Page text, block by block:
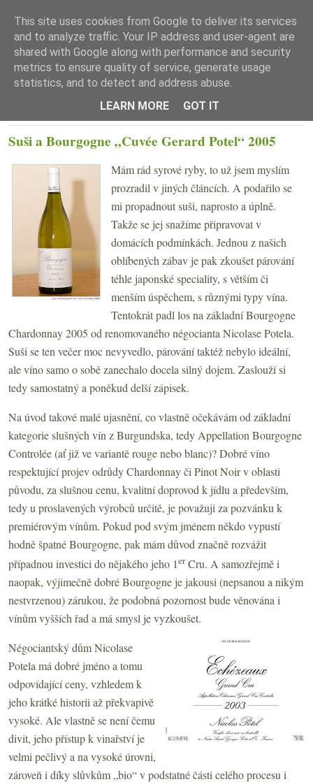
☰ Menu
Suši a Bourgogne „Cuvée Gerard Potel“ 2005
Mám rád syrové ryby, to už jsem myslím
prozradil v jiných článcích. A podařilo se
mi propadnout suši, naprosto a úplně.
Takže se jej snažíme připravovat v
domácích podmínkách. Jednou z našich
oblíbených zábav je pak zkoušet párování
téhle japonské speciality, s větším či
menším úspěchem, s různými typy vína.
Tentokrát padl los na základní Bourgogne
Chardonnay 2005 od renomovaného négocianta Nicolase Potela.
Suši se ten večer moc nevyvedlo, párování taktéž nebylo ideální,
ale víno samo o sobě zanechalo docela silný dojem. Zaslouží si
tedy samostatný a poněkud delší zápisek.
Na úvod takové malé ujasnění, co vlastně očekávám od základní
kategorie slušných vín z Burgundska, tedy Appellation Bourgogne
Controlée (ať již ve variantě rouge nebo blanc)? Dobré víno
respektující projev odrůdy Chardonnay či Pinot Noir v oblasti
původu, za slušnou cenu, kvalitní doprovod k jídlu a především,
tedy u proslavených výrobců určitě, je považuji za pozvánku k
premiérovým vínům. Pokud pod svým jménem někdo vypustí
hodně špatné Bourgogne, pak mám důvod značně rozvážit
případnou investici do nějakého jeho 1erCru. A samozřejmě i
naopak, výjimečně dobré Bourgogne je jakousi (nepsanou a nikým
nestvrzenou) zárukou, že podobná pozornost bude věnována i
vínům vyšších řad a má smysl je vyzkoušet.
Négociantský dům Nicolase
Potela má dobré jméno a tomu
odpovídající ceny, vzhledem k
jeho krátké historii až překvapivě
vysoké. Ale vlastně se není čemu
divit, jeho přístup k vinařství je
velmi pečlivý a na vysoké úrovni,
zároveň i díky slůvkům „bio“ v podstatné části celého procesu i
This site uses cookies from Google to deliver its services
and to analyze traffic. Your IP address and user-agent are
shared with Google along with performance and security
metrics to ensure quality of service, generate usage
statistics, and to detect and address abuse.
LEARN MORE
GOT IT